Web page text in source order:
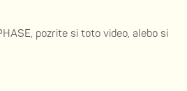
pozrite si toto video, alebo si